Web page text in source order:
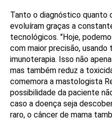
Tanto o diagnóstico quanto
evoluíram graças a
tecnológicos. "Hoje,
com maior precisão,
imunoterapia. Isso não
mas também reduz a
comemora a mastologista
possibilidade da paciente
caso a doença seja
raro, o câncer de mama